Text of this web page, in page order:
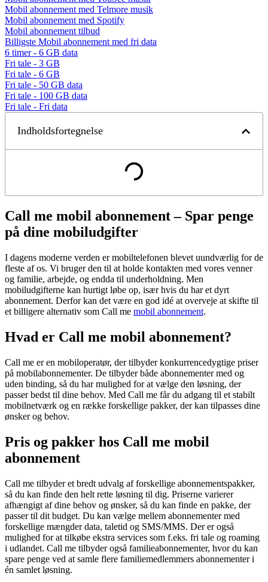
Mobil abonnement med Telmore musik
Mobil abonnement med Spotify
Mobil abonnement tilbud
Billigste Mobil abonnement med fri data
6 timer - 6 GB data
Fri tale - 3 GB
Fri tale - 6 GB
Fri tale - 50 GB data
Fri tale - 100 GB data
Fri tale - Fri data
Indholdsfortegnelse
Call me mobil abonnement – Spar penge
på dine mobiludgifter
I dagens moderne verden er mobiltelefonen blevet uundværlig for de
fleste af os. Vi bruger den til at holde kontakten med vores venner
og familie, arbejde, og endda til underholdning. Men
mobiludgifterne kan hurtigt løbe op, især hvis du har et dyrt
abonnement. Derfor kan det være en god idé at overveje at skifte til
et billigere alternativ som Call me mobil abonnement.
Hvad er Call me mobil abonnement?
Call me er en mobiloperatør, der tilbyder konkurrencedygtige priser
på mobilabonnementer. De tilbyder både abonnementer med og
uden binding, så du har mulighed for at vælge den løsning, der
passer bedst til dine behov. Med Call me får du adgang til et stabilt
mobilnetværk og en række forskellige pakker, der kan tilpasses dine
ønsker og behov.
Pris og pakker hos Call me mobil
abonnement
Call me tilbyder et bredt udvalg af forskellige abonnementspakker,
så du kan finde den helt rette løsning til dig. Priserne varierer
afhængigt af dine behov og ønsker, så du kan finde en pakke, der
passer til dit budget. Du kan vælge mellem abonnementer med
forskellige mængder data, taletid og SMS/MMS. Der er også
mulighed for at tilkøbe ekstra services som f.eks. fri tale og roaming
i udlandet. Call me tilbyder også familieabonnementer, hvor du kan
spare penge ved at samle flere familiemedlemmers abonnementer i
én samlet løsning.